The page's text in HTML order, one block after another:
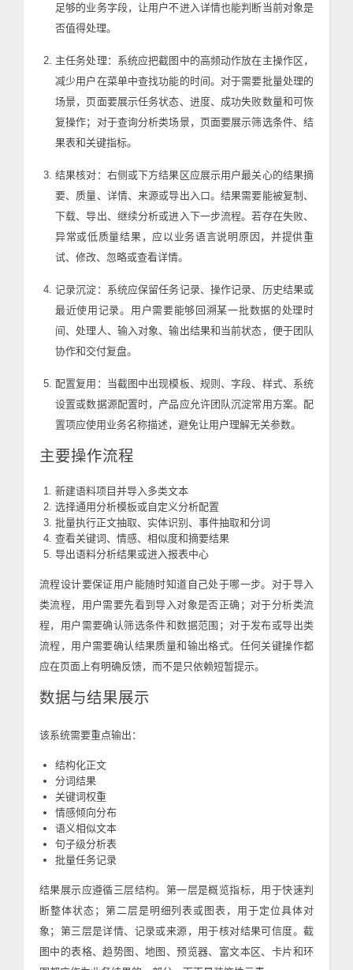
足够的业务字段，让用户不进入详情也能判断当前对象是
否值得处理。
主任务处理：系统应把截图中的高频动作放在主操作区，
减少用户在菜单中查找功能的时间。对于需要批量处理的
场景，页面要展示任务状态、进度、成功失败数量和可恢
复操作；对于查询分析类场景，页面要展示筛选条件、结
果表和关键指标。
结果核对：右侧或下方结果区应展示用户最关心的结果摘
要、质量、详情、来源或导出入口。结果需要能被复制、
下载、导出、继续分析或进入下一步流程。若存在失败、
异常或低质量结果，应以业务语言说明原因，并提供重
试、修改、忽略或查看详情。
记录沉淀：系统应保留任务记录、操作记录、历史结果或
最近使用记录。用户需要能够回溯某一批数据的处理时
间、处理人、输入对象、输出结果和当前状态，便于团队
协作和交付复盘。
配置复用：当截图中出现模板、规则、字段、样式、系统
设置或数据源配置时，产品应允许团队沉淀常用方案。配
置项应使用业务名称描述，避免让用户理解无关参数。
主要操作流程
新建语料项目并导入多类文本
选择通用分析模板或自定义分析配置
批量执行正文抽取、实体识别、事件抽取和分词
查看关键词、情感、相似度和摘要结果
导出语料分析结果或进入报表中心
流程设计要保证用户能随时知道自己处于哪一步。对于导入
类流程，用户需要先看到导入对象是否正确；对于分析类流
程，用户需要确认筛选条件和数据范围；对于发布或导出类
流程，用户需要确认结果质量和输出格式。任何关键操作都
应在页面上有明确反馈，而不是只依赖短暂提示。
数据与结果展示
该系统需要重点输出：
结构化正文
分词结果
关键词权重
情感倾向分布
语义相似文本
句子级分析表
批量任务记录
结果展示应遵循三层结构。第一层是概览指标，用于快速判
断整体状态；第二层是明细列表或图表，用于定位具体对
象；第三层是详情、记录或来源，用于核对结果可信度。截
图中的表格、趋势图、地图、预览器、富文本区、卡片和环